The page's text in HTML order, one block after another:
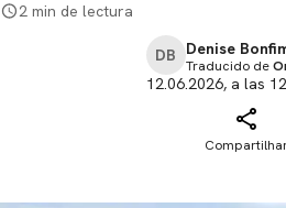
2 min de lectura
DB Denise
Traducido de
12.06.2026, a las